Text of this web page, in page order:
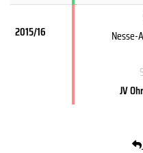
2015/16
Nesse-
JV